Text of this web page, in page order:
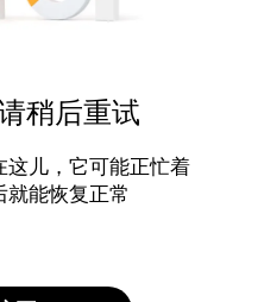
稍后重试
这儿，它可能正忙着
就能恢复正常